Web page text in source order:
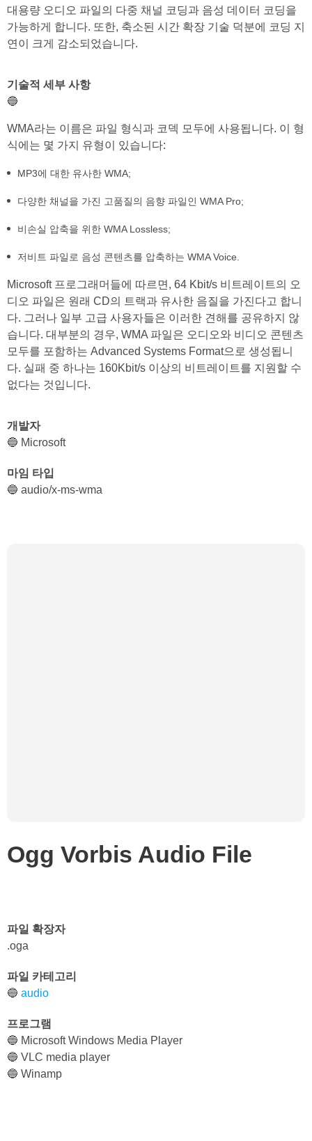
대용량 오디오 파일의 다중 채널 코딩과 음성 데이터 코딩을
가능하게 합니다. 또한, 축소된 시간 확장 기술 덕분에 코딩 지
연이 크게 감소되었습니다.
기술적 세부 사항
🔵
WMA라는 이름은 파일 형식과 코덱 모두에 사용됩니다. 이 형
식에는 몇 가지 유형이 있습니다:
MP3에 대한 유사한 WMA;
다양한 채널을 가진 고품질의 음향 파일인 WMA Pro;
비손실 압축을 위한 WMA Lossless;
저비트 파일로 음성 콘텐츠를 압축하는 WMA Voice.
Microsoft 프로그래머들에 따르면, 64 Kbit/s 비트레이트의 오
디오 파일은 원래 CD의 트랙과 유사한 음질을 가진다고 합니
다. 그러나 일부 고급 사용자들은 이러한 견해를 공유하지 않
습니다. 대부분의 경우, WMA 파일은 오디오와 비디오 콘텐츠
모두를 포함하는 Advanced Systems Format으로 생성됩니
다. 실패 중 하나는 160Kbit/s 이상의 비트레이트를 지원할 수
없다는 것입니다.
개발자
🔵 Microsoft
마임 타입
🔵 audio/x-ms-wma
Ogg Vorbis Audio File
파일 확장자
.oga
파일 카테고리
🔵 audio
프로그램
🔵 Microsoft Windows Media Player
🔵 VLC media player
🔵 Winamp